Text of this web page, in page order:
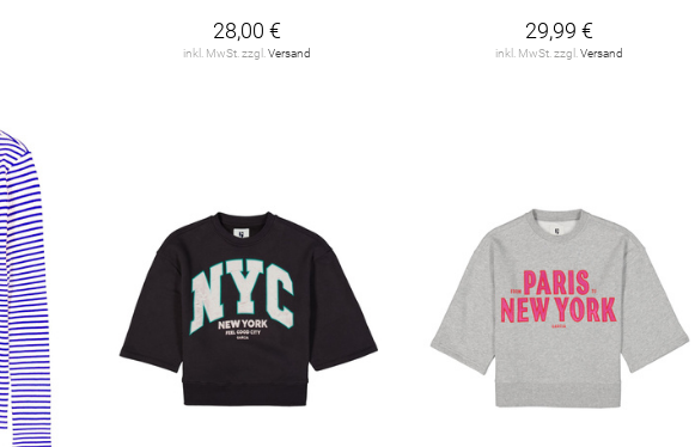
28,00 €
inkl. MwSt. zzgl.Versand
29,99 €
inkl. MwSt. zzgl.Versand